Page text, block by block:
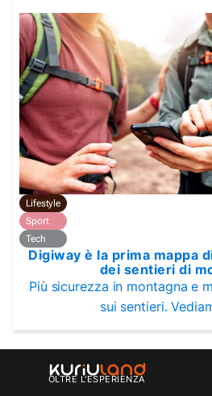
Lifestyle
Sport
Tech
Digiway è la prima mappa
dei sentieri di
Più sicurezza in montagna e
sui sentieri.
OLTRE L'ESPERIENZA